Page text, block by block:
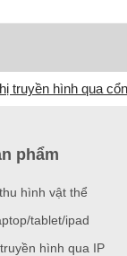
truyền hình qua
phẩm
hình vật thể
tablet/ipad
hình qua IP